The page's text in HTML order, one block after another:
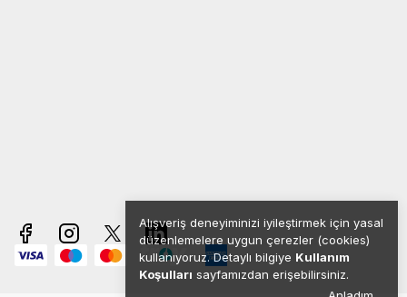
Alışveriş deneyiminizi iyileştirmek için yasal
düzenlemelere uygun çerezler (cookies)
kullanıyoruz. Detaylı bilgiye Kullanım
Koşulları sayfamızdan erişebilirsiniz.